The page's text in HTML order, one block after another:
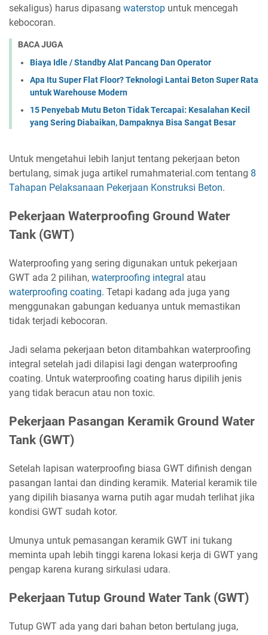
sekaligus) harus dipasang waterstop untuk mencegah
kebocoran.
BACA JUGA
Biaya Idle / Standby Alat Pancang Dan Operator
Apa Itu Super Flat Floor? Teknologi Lantai Beton Super Rata
untuk Warehouse Modern
15 Penyebab Mutu Beton Tidak Tercapai: Kesalahan Kecil
yang Sering Diabaikan, Dampaknya Bisa Sangat Besar
Untuk mengetahui lebih lanjut tentang pekerjaan beton
bertulang, simak juga artikel rumahmaterial.com tentang 8
Tahapan Pelaksanaan Pekerjaan Konstruksi Beton.
Pekerjaan Waterproofing Ground Water
Tank (GWT)
Waterproofing yang sering digunakan untuk pekerjaan
GWT ada 2 pilihan, waterproofing integral atau
waterproofing coating. Tetapi kadang ada juga yang
menggunakan gabungan keduanya untuk memastikan
tidak terjadi kebocoran.
Jadi selama pekerjaan beton ditambahkan waterproofing
integral setelah jadi dilapisi lagi dengan waterproofing
coating. Untuk waterproofing coating harus dipilih jenis
yang tidak beracun atau non toxic.
Pekerjaan Pasangan Keramik Ground Water
Tank (GWT)
Setelah lapisan waterproofing biasa GWT difinish dengan
pasangan lantai dan dinding keramik. Material keramik tile
yang dipilih biasanya warna putih agar mudah terlihat jika
kondisi GWT sudah kotor.
Umunya untuk pemasangan keramik GWT ini tukang
meminta upah lebih tinggi karena lokasi kerja di GWT yang
pengap karena kurang sirkulasi udara.
Pekerjaan Tutup Ground Water Tank (GWT)
Tutup GWT ada yang dari bahan beton bertulang juga,